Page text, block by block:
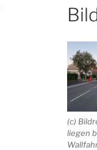
(c)
liegen